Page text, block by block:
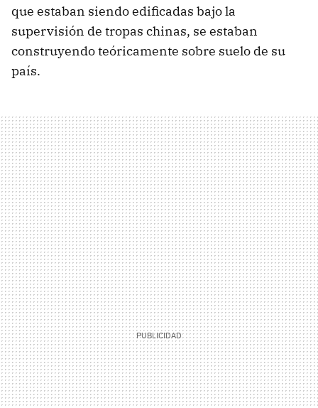
que estaban siendo edificadas bajo la
supervisión de tropas chinas, se estaban
construyendo teóricamente sobre suelo de su
país.